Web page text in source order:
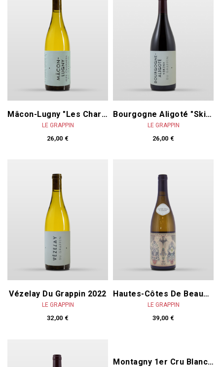
Mâcon-Lugny "Les Charmes" 2023
LE GRAPPIN
26,00 €
Bourgogne Aligoté "Skin" 2022
LE GRAPPIN
26,00 €
Vézelay Du Grappin 2022
LE GRAPPIN
32,00 €
Hautes-Côtes De Beaune Blanc "Derrière Baubigny" 2023
LE GRAPPIN
39,00 €
Montagny 1er Cru Blanc 2023